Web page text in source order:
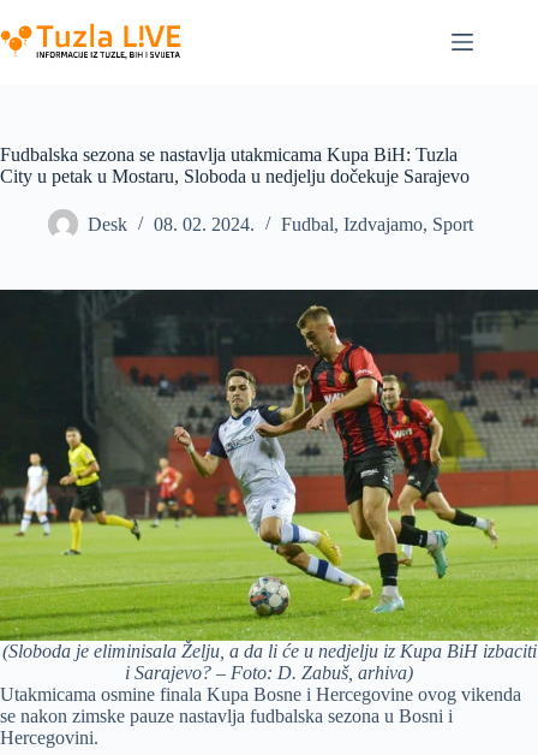
to
content
Fudbalska sezona se nastavlja utakmicama Kupa BiH: Tuzla
City u petak u Mostaru, Sloboda u nedjelju dočekuje Sarajevo
Desk 08. 02. 2024. Fudbal, Izdvajamo, Sport
(Sloboda je eliminisala Želju, a da li će u nedjelju iz Kupa BiH izbaciti
i Sarajevo? – Foto: D. Zabuš, arhiva)
Utakmicama osmine finala Kupa Bosne i Hercegovine ovog vikenda
se nakon zimske pauze nastavlja fudbalska sezona u Bosni i
Hercegovini.